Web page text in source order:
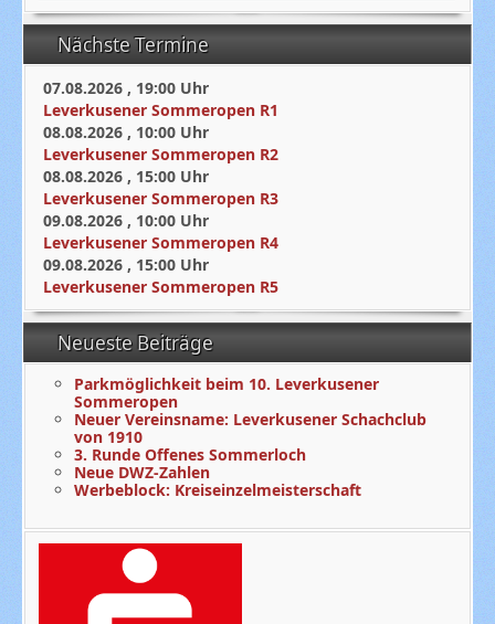
Nächste Termine
07.08.2026 , 19:00 Uhr
Leverkusener Sommeropen R1
08.08.2026 , 10:00 Uhr
Leverkusener Sommeropen R2
08.08.2026 , 15:00 Uhr
Leverkusener Sommeropen R3
09.08.2026 , 10:00 Uhr
Leverkusener Sommeropen R4
09.08.2026 , 15:00 Uhr
Leverkusener Sommeropen R5
Neueste Beiträge
Parkmöglichkeit beim 10. Leverkusener
Sommeropen
Neuer Vereinsname: Leverkusener Schachclub
von 1910
3. Runde Offenes Sommerloch
Neue DWZ-Zahlen
Werbeblock: Kreiseinzelmeisterschaft